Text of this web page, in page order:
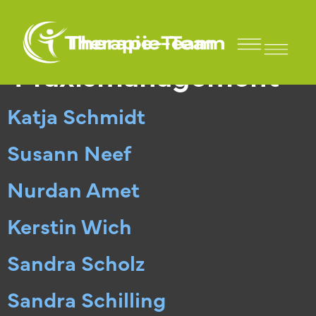
Arbeitsbereich:
Praxismanagement
Katja Schmidt
Susann Neef
Nurdan Amet
Kerstin Wich
Sandra Scholz
Sandra Schilling